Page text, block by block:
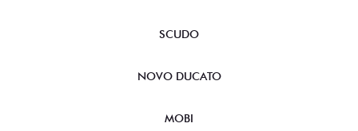
SCUDO
NOVO DUCATO
MOBI